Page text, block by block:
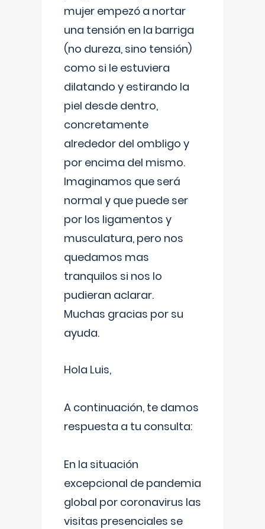
mujer empezó a nortar
una tensión en la barriga
(no dureza, sino tensión)
como si le estuviera
dilatando y estirando la
piel desde dentro,
concretamente
alrededor del ombligo y
por encima del mismo.
Imaginamos que será
normal y que puede ser
por los ligamentos y
musculatura, pero nos
quedamos mas
tranquilos si nos lo
pudieran aclarar.
Muchas gracias por su
ayuda.
Hola Luis,
A continuación, te damos
respuesta a tu consulta:
En la situación
excepcional de pandemia
global por coronavirus las
visitas presenciales se